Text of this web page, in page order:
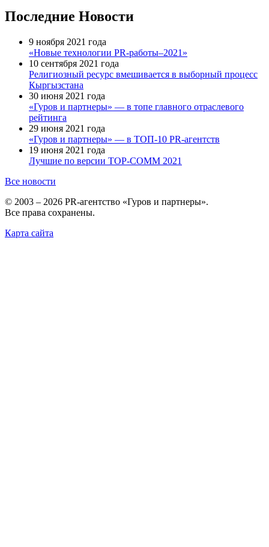
Последние Новости
9 ноября 2021 года
«Новые технологии PR-работы–2021»
10 сентября 2021 года
Религиозный ресурс вмешивается в выборный процесс
Кыргызстана
30 июня 2021 года
«Гуров и партнеры» — в топе главного отраслевого
рейтинга
29 июня 2021 года
«Гуров и партнеры» — в ТОП-10 PR-агентств
19 июня 2021 года
Лучшие по версии TOP-COMM 2021
Все новости
© 2003 – 2026 PR-агентство «Гуров и партнеры».
Все права сохранены.
Карта сайта